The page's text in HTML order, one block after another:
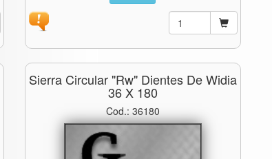
Sierra Circular "rw" Dientes De Widia
36 X 180
Cod.: 36180